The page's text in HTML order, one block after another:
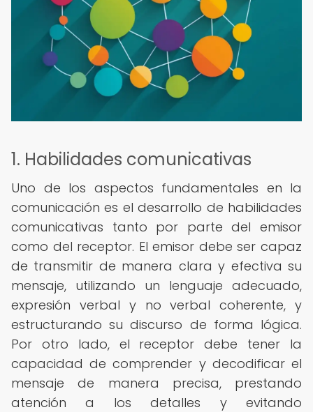
1. Habilidades comunicativas
Uno de los aspectos fundamentales en la
comunicación es el desarrollo de habilidades
comunicativas tanto por parte del emisor
como del receptor. El emisor debe ser capaz
de transmitir de manera clara y efectiva su
mensaje, utilizando un lenguaje adecuado,
expresión verbal y no verbal coherente, y
estructurando su discurso de forma lógica.
Por otro lado, el receptor debe tener la
capacidad de comprender y decodificar el
mensaje de manera precisa, prestando
atención a los detalles y evitando